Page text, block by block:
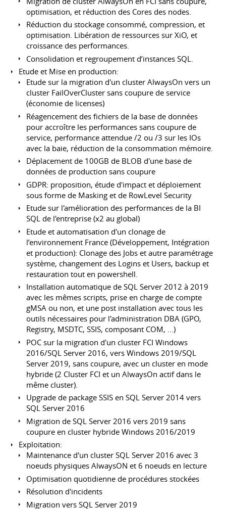
optimisation, et réduction des Cores des nodes.
Réduction du stockage consommé, compression, et
optimisation. Libération de ressources sur XiO, et
croissance des performances.
Consolidation et regroupement d’instances SQL.
Etude et Mise en production:
Etude sur la migration d'un cluster AlwaysOn vers un
cluster FailOverCluster sans coupure de service
(économie de licenses)
Réagencement des fichiers de la base de données
pour accroître les performances sans coupure de
service, performance attendue /2 ou /3 sur les IOs
avec la baie, réduction de la consommation mémoire.
Déplacement de 100GB de BLOB d'une base de
données de production sans coupure
GDPR: proposition, étude d'impact et déploiement
sous forme de Masking et de RowLevel Security
Etude sur l'amélioration des performances de la BI
SQL de l'entreprise (x2 au global)
Etude et automatisation d'un clonage de
l’environnement France (Développement, Intégration
et production): Clonage des Jobs et autre paramétrage
système, changement des Logins et Users, backup et
restauration tout en powershell.
Installation automatique de SQL Server 2012 à 2019
avec les mêmes scripts, prise en charge de compte
gMSA ou non, et une post installation avec tous les
outils nécessaires pour l'administration DBA (GPO,
Registry, MSDTC, SSIS, composant COM, …)
POC sur la migration d'un cluster FCI Windows
2016/SQL Server 2016, vers Windows 2019/SQL
Server 2019, sans coupure, avec un cluster en mode
hybride (2 Cluster FCI et un AlwaysOn actif dans le
même cluster).
Upgrade de package SSIS en SQL Server 2014 vers
SQL Server 2016
Migration de SQL Server 2016 vers 2019 sans
coupure en cluster hybride Windows 2016/2019
Exploitation:
Maintenance d'un cluster SQL Server 2016 avec 3
noeuds physiques AlwaysON et 6 noeuds en lecture
Optimisation quotidienne de procédures stockées
Résolution d'incidents
Migration vers SQL Server 2019